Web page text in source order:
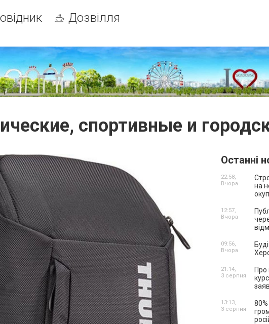
Дозвілля
спортивные и
Останні
на
22:58,
Вчора
12:57,
Вчора
09:56,
Вчора
Про
21:14,
3 серпня
13:13,
3 серпня